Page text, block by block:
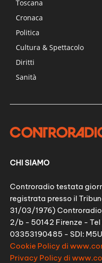
Toscana
Cronaca
Politica
Cultura & Spettacolo
Diritti
Sanità
CHI SIAMO
Controradio testata
registrata presso il
31/03/1976)
2/b - 50142 Firenze -
03353190485 - SDI:
Cookie Policy di
Privacy Policy di